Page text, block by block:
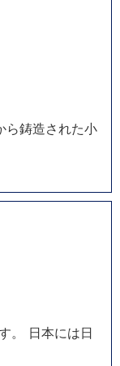
ら鋳造された小
。 日本には日